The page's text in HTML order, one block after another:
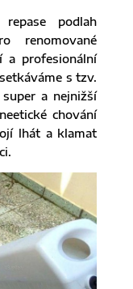
repase podlah
renomované
a profesionální
s tzv.
a nejnižší
chování
lhát a klamat